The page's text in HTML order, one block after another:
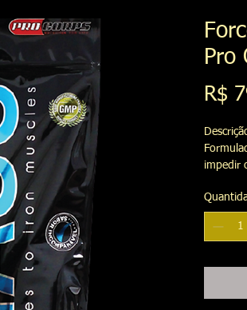
Pro
R$
impedir
grande
efeitos.